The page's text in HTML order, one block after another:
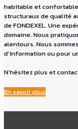
habitable et
structuraux de qualité
de FONDEXEL. Une
domaine. Nous
alentours. Nous
d’information ou pour
N’hésitez plus et
En savoir plus